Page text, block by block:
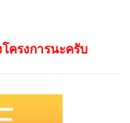
ครงการนะครับ